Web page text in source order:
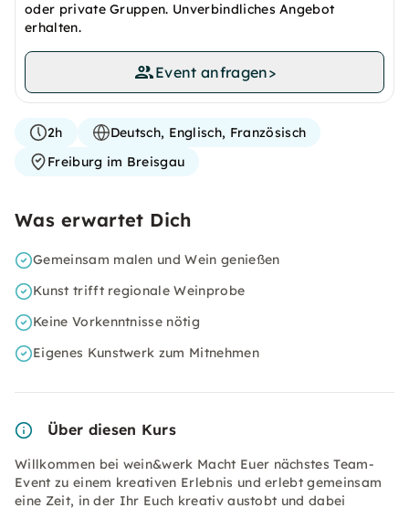
oder private Gruppen. Unverbindliches Angebot
erhalten.
Event anfragen>
2h
Deutsch, Englisch, Französisch
Freiburg im Breisgau
Was erwartet Dich
Gemeinsam malen und Wein genießen
Kunst trifft regionale Weinprobe
Keine Vorkenntnisse nötig
Eigenes Kunstwerk zum Mitnehmen
Über diesen Kurs
Willkommen bei wein&werk Macht Euer nächstes Team-
Event zu einem kreativen Erlebnis und erlebt gemeinsam
eine Zeit, in der Ihr Euch kreativ austobt und dabei